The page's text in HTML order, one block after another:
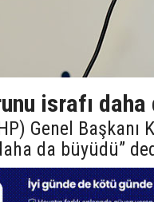
israfı
Genel Başkanı
da büyüdü”